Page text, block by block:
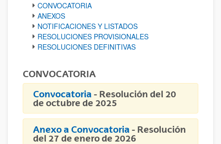
CONVOCATORIA
ANEXOS
NOTIFICACIONES Y LISTADOS
RESOLUCIONES PROVISIONALES
RESOLUCIONES DEFINITIVAS
CONVOCATORIA
Convocatoria - Resolución del 20
de octubre de 2025
Anexo a Convocatoria - Resolución
del 27 de enero de 2026